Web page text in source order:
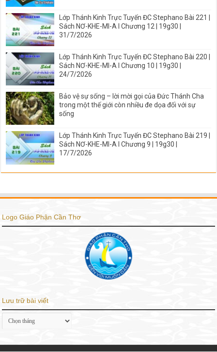
Lớp Thánh Kinh Trực Tuyến ĐC Stephano Bài 221 |
Sách NƠ-KHE-MI-A I Chương 12 | 19g30 |
31/7/2026
Lớp Thánh Kinh Trực Tuyến ĐC Stephano Bài 220 |
Sách NƠ-KHE-MI-A I Chương 10 | 19g30 |
24/7/2026
Bảo vệ sự sống – lời mời gọi của Đức Thánh Cha
trong một thế giới còn nhiều đe dọa đối với sự
sống
Lớp Thánh Kinh Trực Tuyến ĐC Stephano Bài 219 |
Sách NƠ-KHE-MI-A I Chương 9 | 19g30 |
17/7/2026
Logo Giáo Phận Cần Thơ
Lưu trữ bài viết
Lưu
trữ